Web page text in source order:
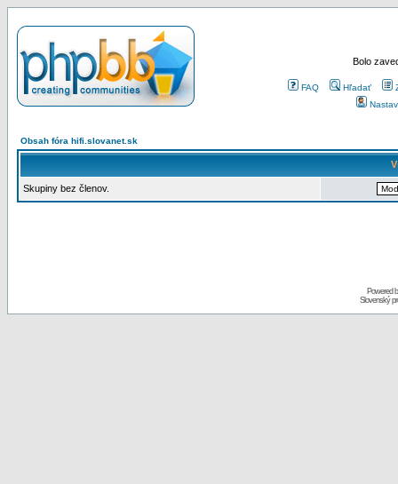
Bolo
FAQ Hľadať
Obsah fóra hifi.slovanet.sk
Skupiny bez členov.
Powered
Slovenský